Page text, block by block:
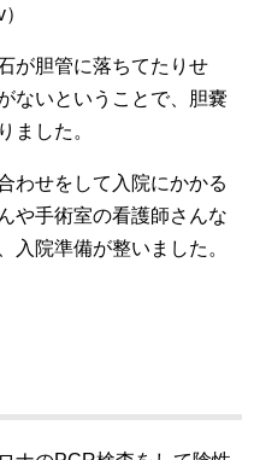
が胆管に落ちてたりせ
ないということで、胆嚢
ました。
わせをして入院にかかる
や手術室の看護師さんな
入院準備が整いました。